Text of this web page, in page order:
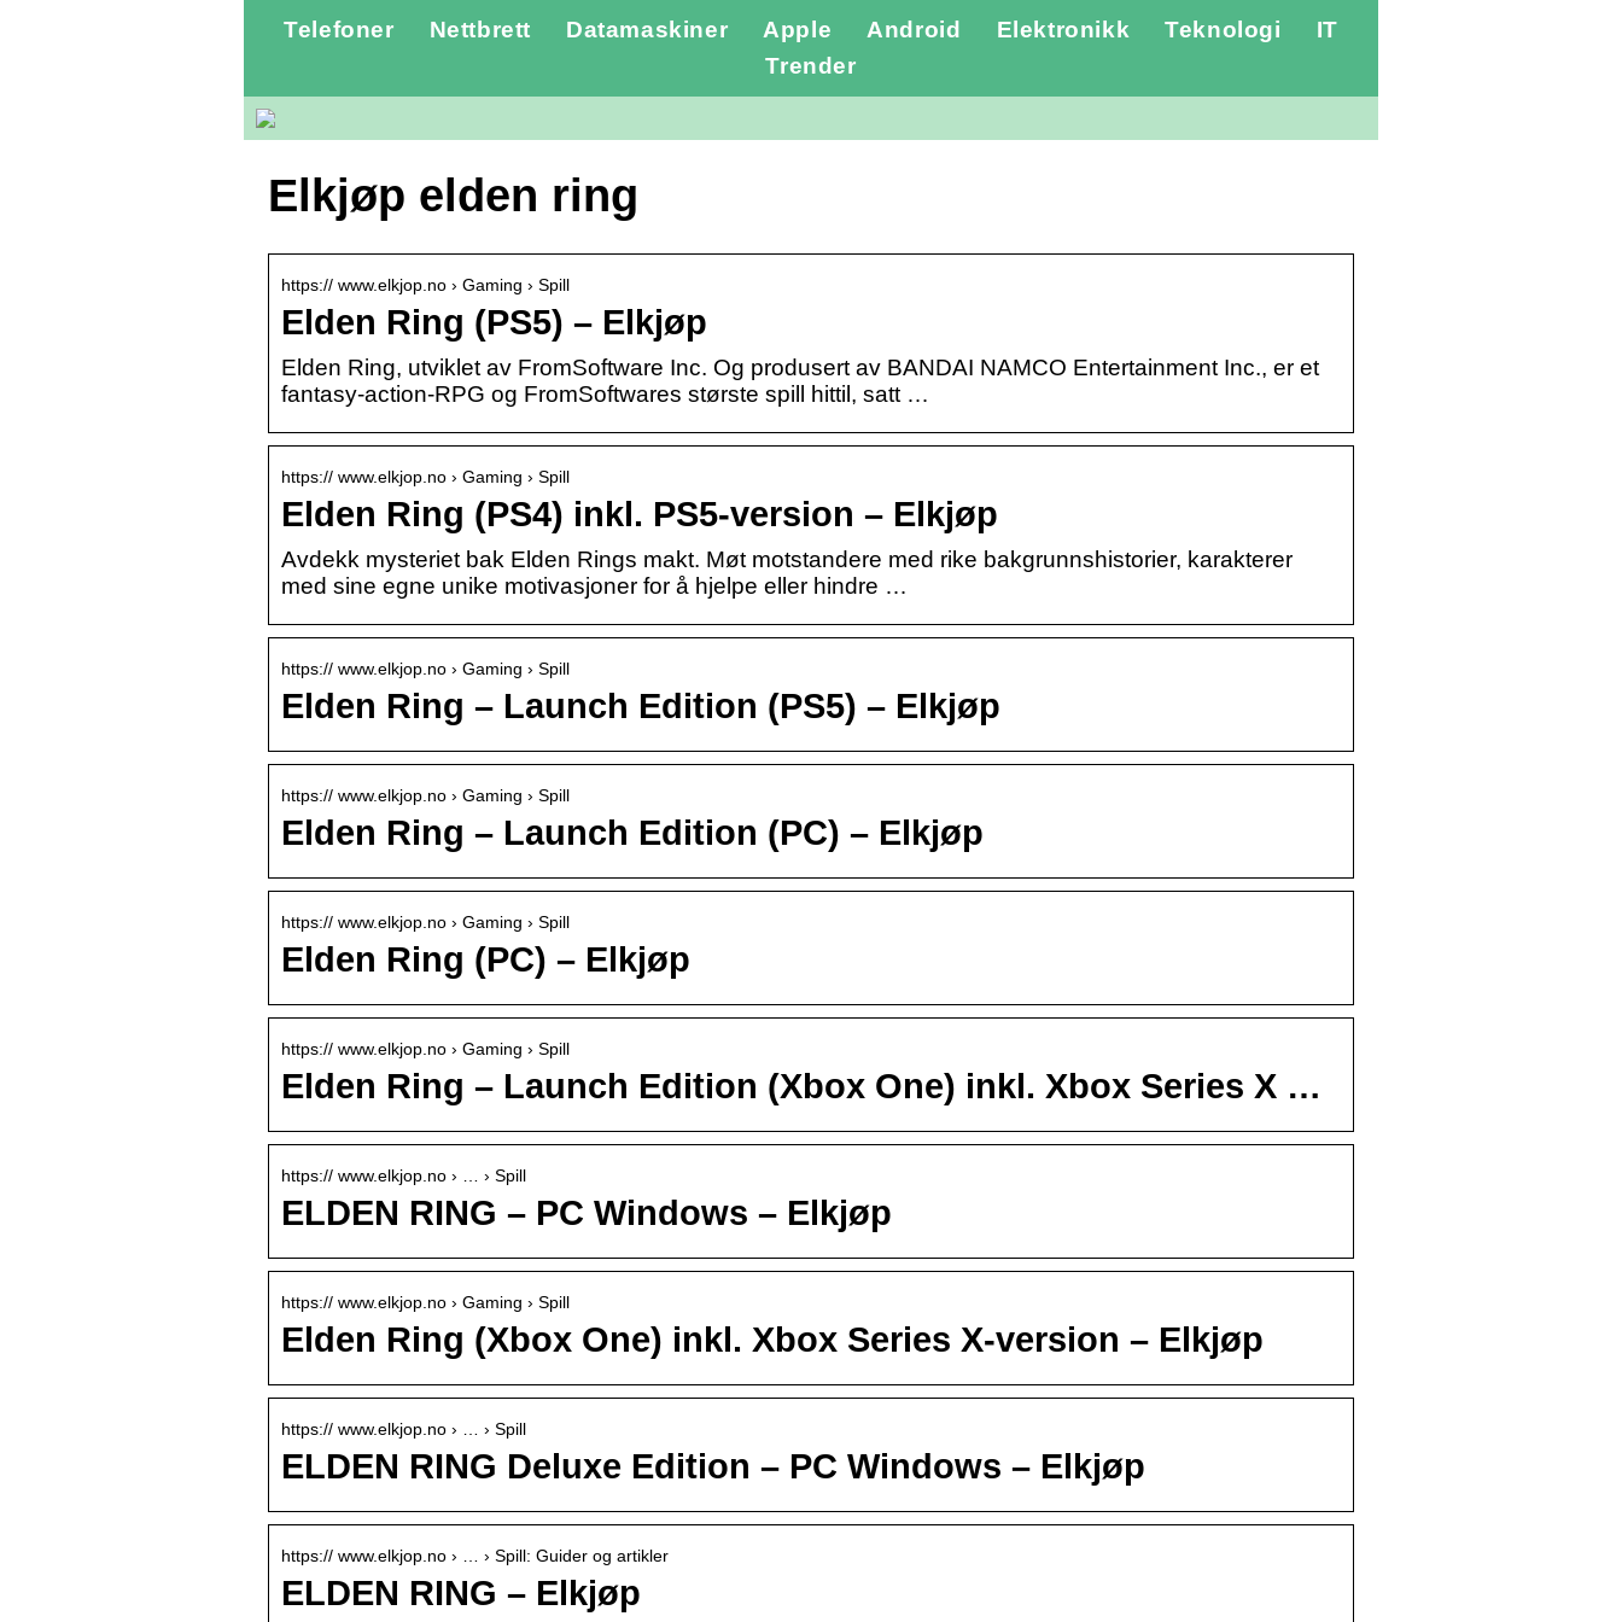
Telefoner Nettbrett Datamaskiner Apple Android Elektronikk Teknologi
IT
Trender
Elkjøp elden ring
https:// www.elkjop.no › Gaming › Spill
Elden Ring (PS5) – Elkjøp
Elden Ring, utviklet av FromSoftware Inc. Og produsert av BANDAI NAMCO Entertainment Inc., er et
fantasy-action-RPG og FromSoftwares største spill hittil, satt …
https:// www.elkjop.no › Gaming › Spill
Elden Ring (PS4) inkl. PS5-version – Elkjøp
Avdekk mysteriet bak Elden Rings makt. Møt motstandere med rike bakgrunnshistorier, karakterer
med sine egne unike motivasjoner for å hjelpe eller hindre …
https:// www.elkjop.no › Gaming › Spill
Elden Ring – Launch Edition (PS5) – Elkjøp
https:// www.elkjop.no › Gaming › Spill
Elden Ring – Launch Edition (PC) – Elkjøp
https:// www.elkjop.no › Gaming › Spill
Elden Ring (PC) – Elkjøp
https:// www.elkjop.no › Gaming › Spill
Elden Ring – Launch Edition (Xbox One) inkl. Xbox Series X …
https:// www.elkjop.no › … › Spill
ELDEN RING – PC Windows – Elkjøp
https:// www.elkjop.no › Gaming › Spill
Elden Ring (Xbox One) inkl. Xbox Series X-version – Elkjøp
https:// www.elkjop.no › … › Spill
ELDEN RING Deluxe Edition – PC Windows – Elkjøp
https:// www.elkjop.no › … › Spill: Guider og artikler
ELDEN RING – Elkjøp